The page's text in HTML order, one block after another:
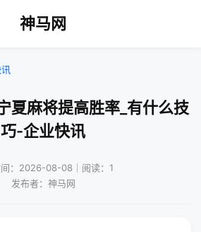
神马网
夏麻将提高胜率_有什么技
巧-企业快讯
间：2026-08-08｜阅读：1
发布者：神马网